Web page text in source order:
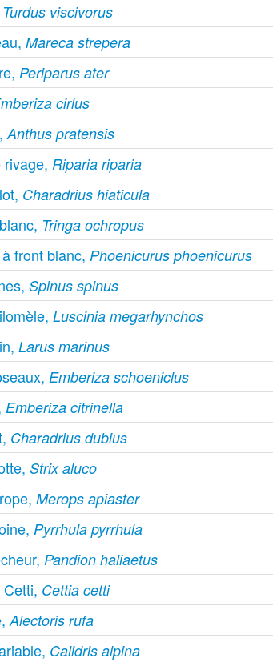
Turdus viscivorus
Mareca strepera
Periparus ater
cirlus
Anthus pratensis
rivage,Riparia riparia
Charadrius hiaticula
Tringa ochropus
front blanc,Phoenicurus phoenicurus
Spinus spinus
Luscinia megarhynchos
Larus marinus
Emberiza schoeniclus
Emberiza citrinella
Charadrius dubius
Strix aluco
Merops apiaster
Pyrrhula pyrrhula
Pandion haliaetus
Cettia cetti
Alectoris rufa
Calidris alpina